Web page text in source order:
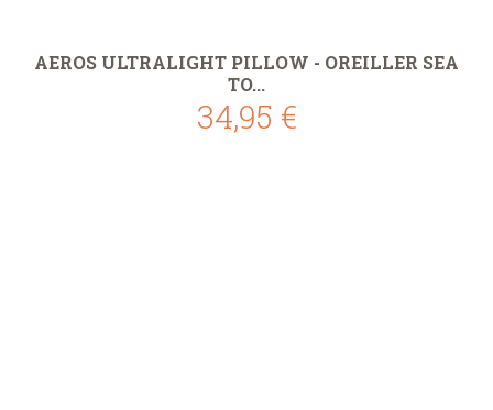
AEROS ULTRALIGHT PILLOW - OREILLER SEA
TO...
34,95 €